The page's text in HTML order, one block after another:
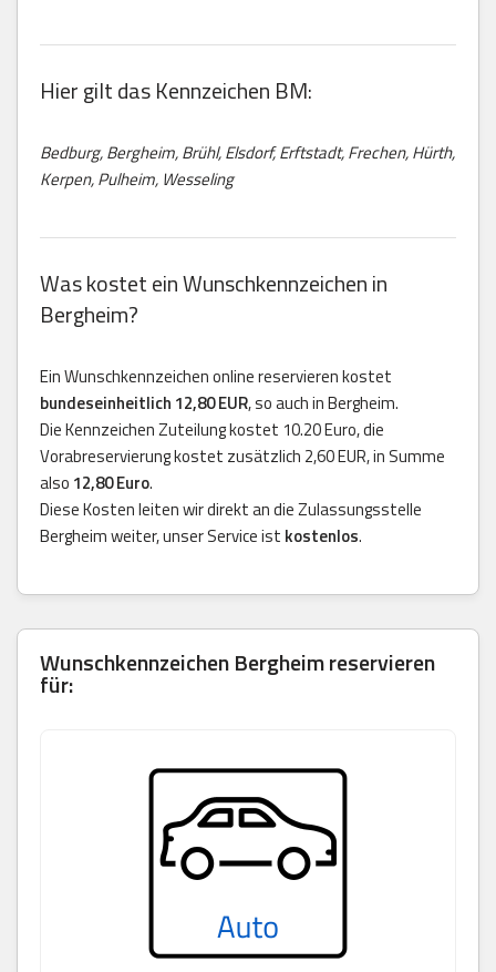
Hier gilt das Kennzeichen BM:
Bedburg, Bergheim, Brühl, Elsdorf, Erftstadt, Frechen, Hürth,
Kerpen, Pulheim, Wesseling
Was kostet ein Wunschkennzeichen in
Bergheim?
Ein Wunschkennzeichen online reservieren kostet
bundeseinheitlich 12,80 EUR, so auch in Bergheim.
Die Kennzeichen Zuteilung kostet 10.20 Euro, die
Vorabreservierung kostet zusätzlich 2,60 EUR, in Summe
also 12,80 Euro.
Diese Kosten leiten wir direkt an die Zulassungsstelle
Bergheim weiter, unser Service ist kostenlos.
Wunschkennzeichen Bergheim reservieren
für: